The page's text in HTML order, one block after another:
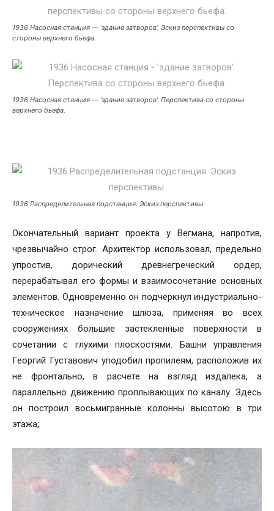
1936 Насосная станция — ‘здание затворов’. Эскиз перспективы со
стороны верхнего бьефа.
1936 Насосная станция — ‘здание затворов’. Перспектива со стороны
верхнего бьефа.
1936 Распределительная подстанция. Эскиз перспективы.
Окончательный вариант проекта у Вегмана, напротив,
чрезвычайно строг. Архитектор использовал, предельно
упростив, дорический древнегреческий ордер,
перерабатывал его формы и взаимосочетание основных
элементов. Одновременно он подчеркнул индустриально-
техническое назначение шлюза, применяя во всех
сооружениях большие застекленные поверхности в
сочетании с глухими плоскостями. Башни управления
Георгий Густавович уподобил пропилеям, расположив их
не фронтально, в расчете на взгляд издалека, а
параллельно движению проплывающих по каналу. Здесь
он построил восьмигранные колонны высотою в три
этажа;